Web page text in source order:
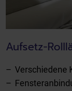
Aufsetz-
Verschiedene